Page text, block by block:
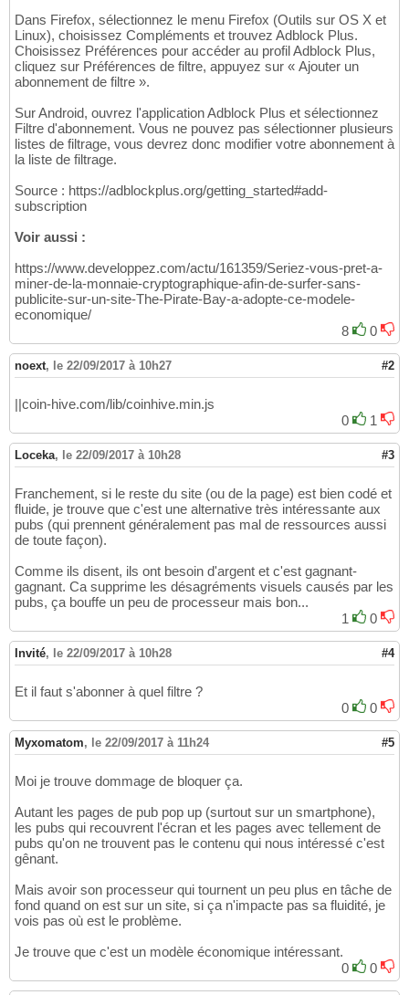
Dans Firefox, sélectionnez le menu Firefox (Outils sur OS X et
Linux), choisissez Compléments et trouvez Adblock Plus.
Choisissez Préférences pour accéder au profil Adblock Plus,
cliquez sur Préférences de filtre, appuyez sur « Ajouter un
abonnement de filtre ».
Sur Android, ouvrez l'application Adblock Plus et sélectionnez
Filtre d'abonnement. Vous ne pouvez pas sélectionner plusieurs
listes de filtrage, vous devrez donc modifier votre abonnement à
la liste de filtrage.
Source : https://adblockplus.org/getting_started#add-
subscription
Voir aussi :
https://www.developpez.com/actu/161359/Seriez-vous-pret-a-
miner-de-la-monnaie-cryptographique-afin-de-surfer-sans-
publicite-sur-un-site-The-Pirate-Bay-a-adopte-ce-modele-
economique/
8
0
noext, le 22/09/2017 à 10h27 #2
||coin-hive.com/lib/coinhive.min.js
0
1
Loceka, le 22/09/2017 à 10h28 #3
Franchement, si le reste du site (ou de la page) est bien codé et
fluide, je trouve que c'est une alternative très intéressante aux
pubs (qui prennent généralement pas mal de ressources aussi
de toute façon).
Comme ils disent, ils ont besoin d'argent et c'est gagnant-
gagnant. Ca supprime les désagréments visuels causés par les
pubs, ça bouffe un peu de processeur mais bon...
1
0
Invité, le 22/09/2017 à 10h28 #4
Et il faut s'abonner à quel filtre ?
0
0
Myxomatom, le 22/09/2017 à 11h24 #5
Moi je trouve dommage de bloquer ça.
Autant les pages de pub pop up (surtout sur un smartphone),
les pubs qui recouvrent l'écran et les pages avec tellement de
pubs qu'on ne trouvent pas le contenu qui nous intéressé c'est
gênant.
Mais avoir son processeur qui tournent un peu plus en tâche de
fond quand on est sur un site, si ça n'impacte pas sa fluidité, je
vois pas où est le problème.
Je trouve que c'est un modèle économique intéressant.
0
0